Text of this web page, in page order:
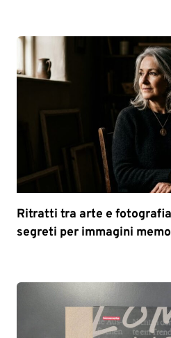
Ritratti tra arte e
segreti per immagini